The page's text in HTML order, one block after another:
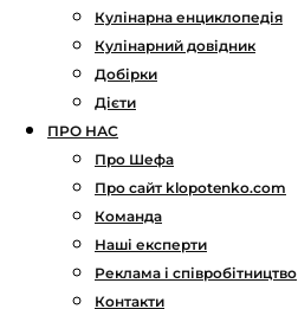
Кулінарна енциклопедія
Кулінарний довідник
Добірки
Дієти
ПРО НАС
Про Шефа
Про сайт klopotenko.com
Команда
Наші експерти
Реклама і співробітництво
Контакти